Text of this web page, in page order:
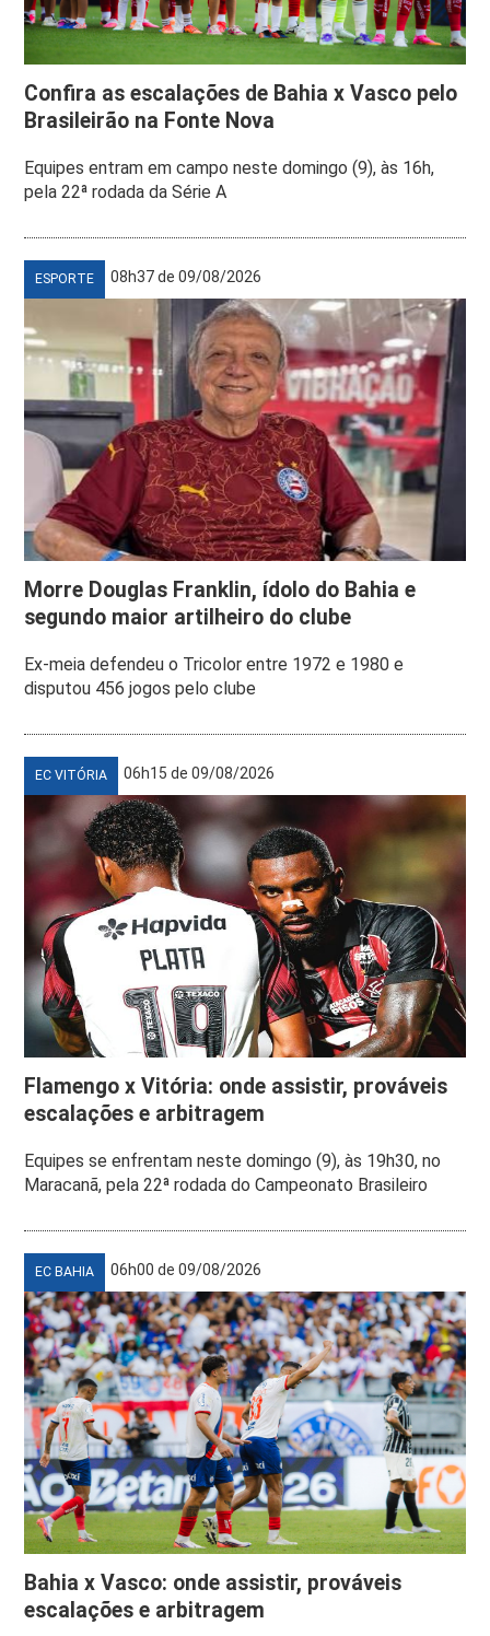
Confira as escalações de Bahia x Vasco pelo
Brasileirão na Fonte Nova
Equipes entram em campo neste domingo (9), às 16h,
pela 22ª rodada da Série A
ESPORTE 08h37 de 09/08/2026
Morre Douglas Franklin, ídolo do Bahia e
segundo maior artilheiro do clube
Ex-meia defendeu o Tricolor entre 1972 e 1980 e
disputou 456 jogos pelo clube
EC VITÓRIA 06h15 de 09/08/2026
Flamengo x Vitória: onde assistir, prováveis
escalações e arbitragem
Equipes se enfrentam neste domingo (9), às 19h30, no
Maracanã, pela 22ª rodada do Campeonato Brasileiro
EC BAHIA 06h00 de 09/08/2026
Bahia x Vasco: onde assistir, prováveis
escalações e arbitragem